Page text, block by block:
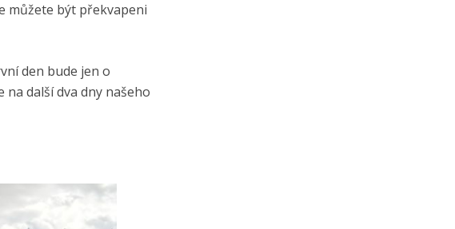
můžete být překvapeni
den bude jen o
na další dva dny našeho